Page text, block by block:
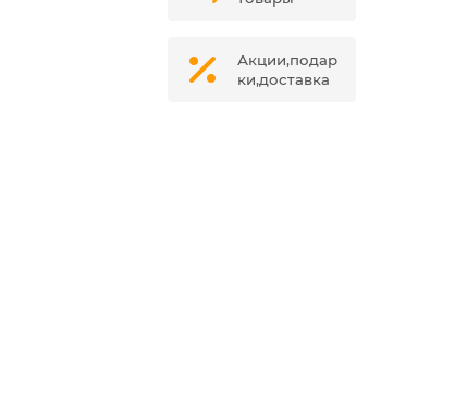
Акции,подар
ки,доставка